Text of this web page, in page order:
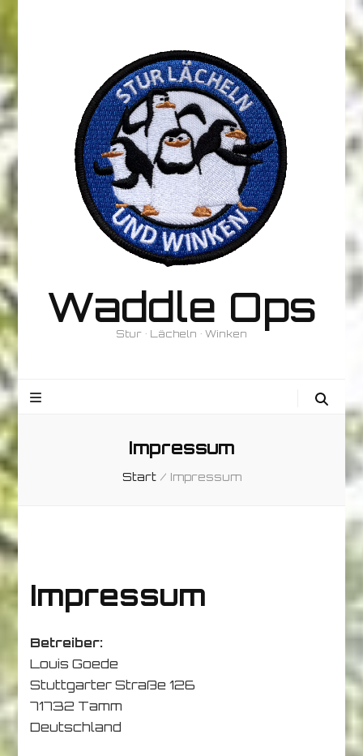
Waddle Ops
Stur • Lächeln • Winken
Impressum
Start / Impressum
Impressum
Betreiber:
Louis Goede
Stuttgarter Straße 126
71732 Tamm
Deutschland